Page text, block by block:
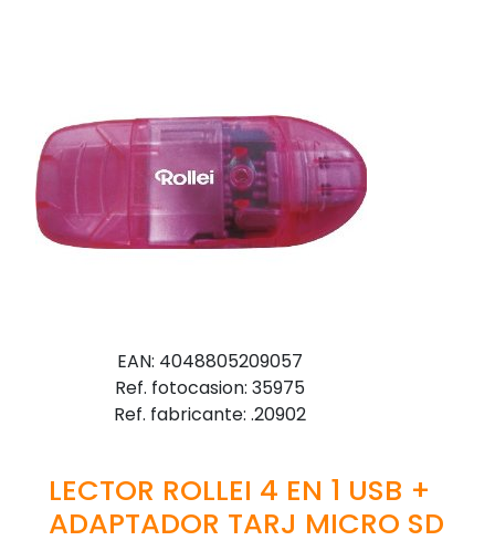
EAN: 4048805209057
Ref. fotocasion: 35975
Ref. fabricante: .20902
LECTOR ROLLEI 4 EN 1 USB +
ADAPTADOR TARJ MICRO SD